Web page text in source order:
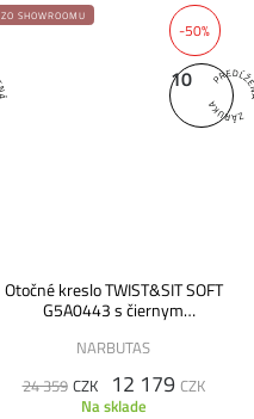
-50%
10
ZO SHOWROOMU
Otočné kreslo TWIST&SIT SOFT
G5A0443 s čiernym
NARBUTAS
24 359 CZK 12 179 CZK
Na sklade